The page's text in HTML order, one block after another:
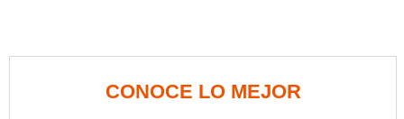
CONOCE LO MEJOR